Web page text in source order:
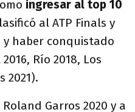
ingresar al top 10
al ATP Finals y
y haber conquistado
Río 2018, Los
2021).
Garros 2020 y a